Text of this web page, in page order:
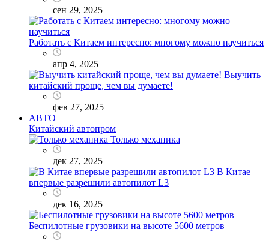
сен 29, 2025
Работать с Китаем интересно: многому можно научиться
апр 4, 2025
Выучить
китайский проще, чем вы думаете!
фев 27, 2025
АВТО
Китайский автопром
Только механика
дек 27, 2025
В Китае
впервые разрешили автопилот L3
дек 16, 2025
Беспилотные грузовики на высоте 5600 метров